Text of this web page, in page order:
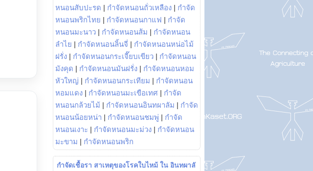
หนอนสับปะรด | กำจัดหนอนถั่วเหลือง | กำจัด
หนอนพริกไทย | กำจัดหนอนกาแฟ | กำจัด
หนอนมะนาว | กำจัดหนอนส้ม | กำจัดหนอน
ลำไย | กำจัดหนอนลิ้นจี่ | กำจัดหนอนหน่อไม้
ฝรั่ง | กำจัดหนอนกระเจี๊ยบเขียว | กำจัดหนอน
มังคุด | กำจัดหนอนมันฝรั่ง | กำจัดหนอนหอม
หัวใหญ่ | กำจัดหนอนกระเทียม | กำจัดหนอน
หอมแดง | กำจัดหนอนมะเขือเทศ | กำจัด
หนอนกล้วยไม้ | กำจัดหนอนอินทผาลัม | กำจัด
หนอนน้อยหน่า | กำจัดหนอนชมพู่ | กำจัด
หนอนเงาะ | กำจัดหนอนมะม่วง | กำจัดหนอน
มะขาม | กำจัดหนอนพริก
กำจัดเชื้อรา สาเหตุของโรคใบไหม้ ใน อินทผาลั